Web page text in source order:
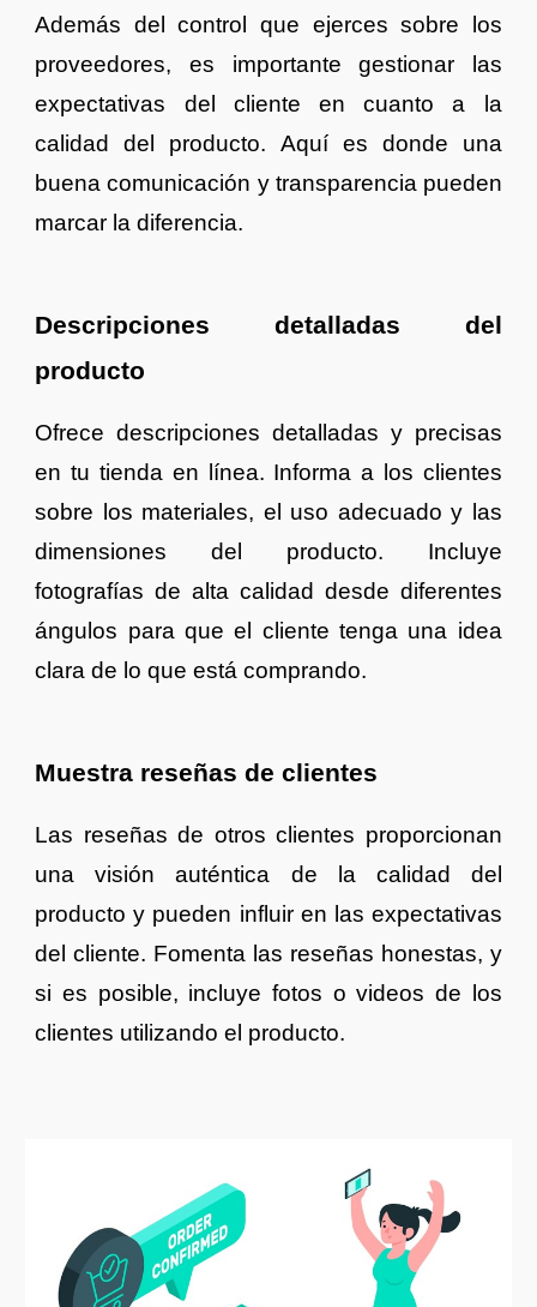
Además del control que ejerces sobre los
proveedores, es importante gestionar las
expectativas del cliente en cuanto a la
calidad del producto. Aquí es donde una
buena comunicación y transparencia pueden
marcar la diferencia.
Descripciones detalladas del
producto
Ofrece descripciones detalladas y precisas
en tu tienda en línea. Informa a los clientes
sobre los materiales, el uso adecuado y las
dimensiones del producto. Incluye
fotografías de alta calidad desde diferentes
ángulos para que el cliente tenga una idea
clara de lo que está comprando.
Muestra reseñas de clientes
Las reseñas de otros clientes proporcionan
una visión auténtica de la calidad del
producto y pueden influir en las expectativas
del cliente. Fomenta las reseñas honestas, y
si es posible, incluye fotos o videos de los
clientes utilizando el producto.